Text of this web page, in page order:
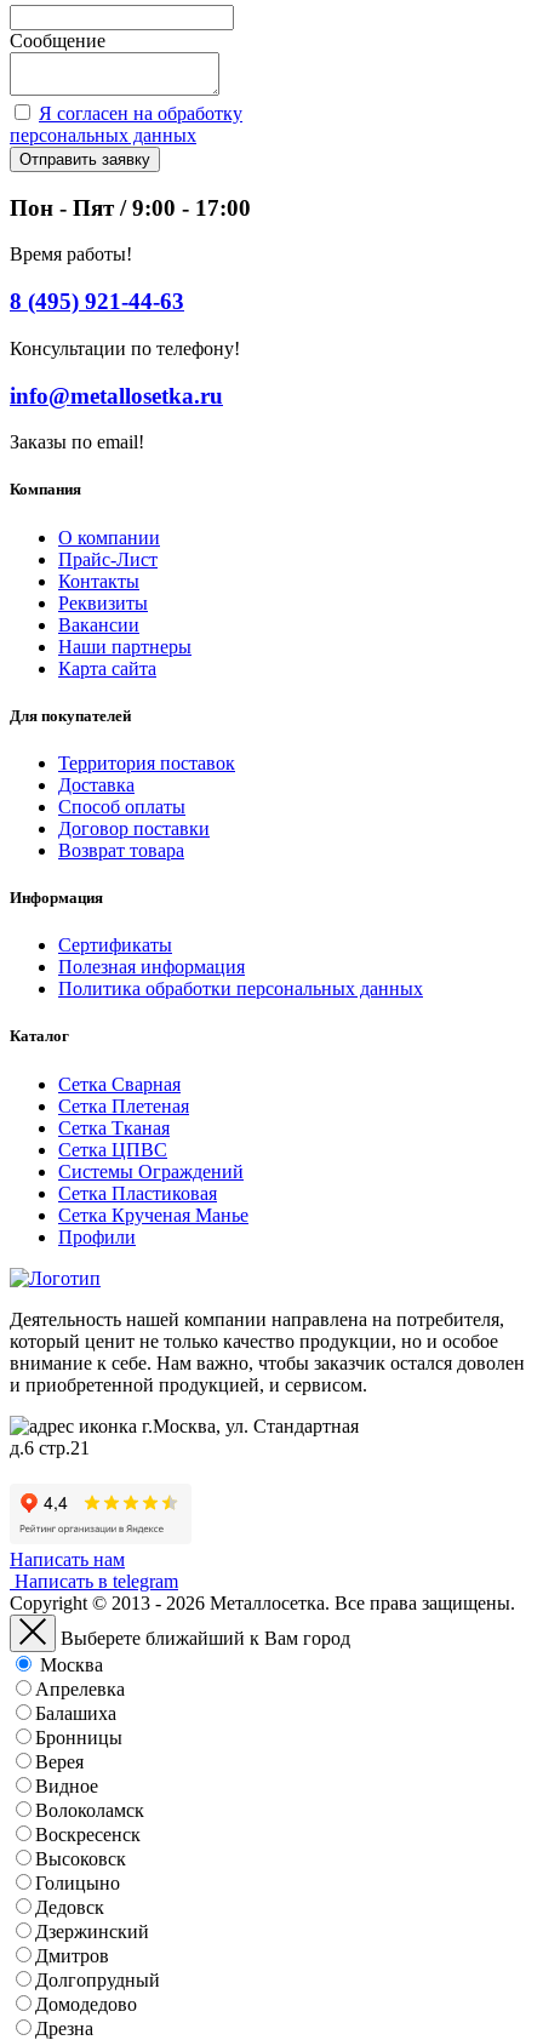
Сообщение
Я согласен на обработку
персональных данных
Отправить заявку
Пон - Пят / 9:00 - 17:00
Время работы!
8 (495) 921-44-63
Консультации по телефону!
info@metallosetka.ru
Заказы по email!
Компания
О компании
Прайс-Лист
Контакты
Реквизиты
Вакансии
Наши партнеры
Карта сайта
Для покупателей
Территория поставок
Доставка
Способ оплаты
Договор поставки
Возврат товара
Информация
Сертификаты
Полезная информация
Политика обработки персональных данных
Каталог
Сетка Сварная
Сетка Плетеная
Сетка Тканая
Сетка ЦПВС
Системы Ограждений
Сетка Пластиковая
Сетка Крученая Манье
Профили
Деятельность нашей компании направлена на потребителя,
который ценит не только качество продукции, но и особое
внимание к себе. Нам важно, чтобы заказчик остался доволен
и приобретенной продукцией, и сервисом.
г.Москва, ул. Стандартная
д.6 стр.21
Написать нам
Написать в telegram
Copyright © 2013 - 2026 Металлосетка. Все права защищены.
Выберете ближайший к Вам город
Москва
Апрелевка
Балашиха
Бронницы
Верея
Видное
Волоколамск
Воскресенск
Высоковск
Голицыно
Дедовск
Дзержинский
Дмитров
Долгопрудный
Домодедово
Дрезна